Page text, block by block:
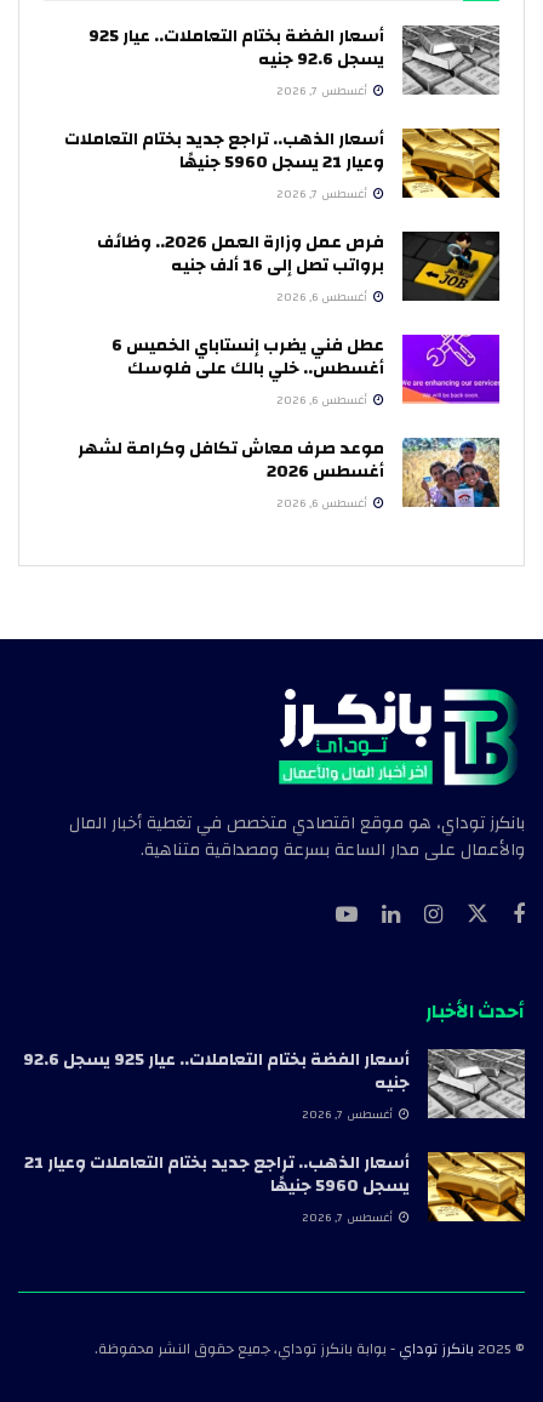
أسعار الفضة بختام التعاملات.. عيار 925
يسجل 92.6 جنيه
أغسطس 7, 2026
أسعار الذهب.. تراجع جديد بختام التعاملات
وعيار 21 يسجل 5960 جنيهًا
أغسطس 7, 2026
فرص عمل وزارة العمل 2026.. وظائف
برواتب تصل إلى 16 ألف جنيه
أغسطس 6, 2026
عطل فني يضرب إنستاباي الخميس 6
أغسطس.. خلي بالك على فلوسك
أغسطس 6, 2026
موعد صرف معاش تكافل وكرامة لشهر
أغسطس 2026
أغسطس 6, 2026
بانكرز توداي، هو موقع اقتصادي متخصص في تغطية أخبار المال
والأعمال على مدار الساعة بسرعة ومصداقية متناهية.
أحدث الأخبار
أسعار الفضة بختام التعاملات.. عيار 925 يسجل 92.6
جنيه
أغسطس 7, 2026
أسعار الذهب.. تراجع جديد بختام التعاملات وعيار 21
يسجل 5960 جنيهًا
أغسطس 7, 2026
© 2025 بانكرز توداي- بوابة بانكرز توداي، جميع حقوق النشر محفوظة.